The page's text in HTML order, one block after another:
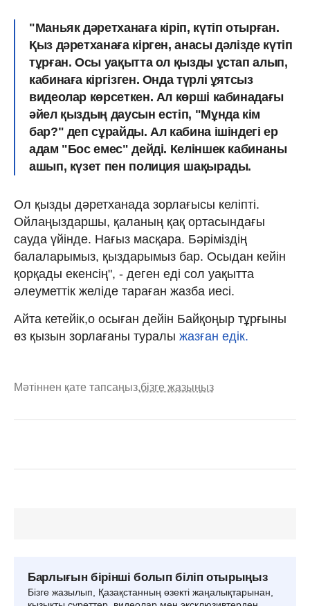
"Маньяк дәретханаға кіріп, күтіп отырған.
Қыз дәретханаға кірген, анасы дәлізде күтіп
тұрған. Осы уақытта ол қызды ұстап алып,
кабинаға кіргізген. Онда түрлі ұятсыз
видеолар көрсеткен. Ал көрші кабинадағы
әйел қыздың даусын естіп, "Мұнда кім
бар?" деп сұрайды. Ал кабина ішіндегі ер
адам "Бос емес" дейді. Келіншек кабинаны
ашып, күзет пен полиция шақырады.
Ол қызды дәретханада зорлағысы келіпті.
Ойлаңыздаршы, қаланың қақ ортасындағы
сауда үйінде. Нағыз масқара. Бәріміздің
балаларымыз, қыздарымыз бар. Осыдан кейін
қорқады екенсің", - деген еді сол уақытта
әлеуметтік желіде тараған жазба иесі.
Айта кетейік,о осыған дейін Байқоңыр тұрғыны
өз қызын зорлағаны туралы жазған едік.
Мәтіннен қате тапсаңыз,бізге жазыңыз
Барлығын бірінші болып біліп отырыңыз
Бізге жазылып, Қазақстанның өзекті жаңалықтарынан,